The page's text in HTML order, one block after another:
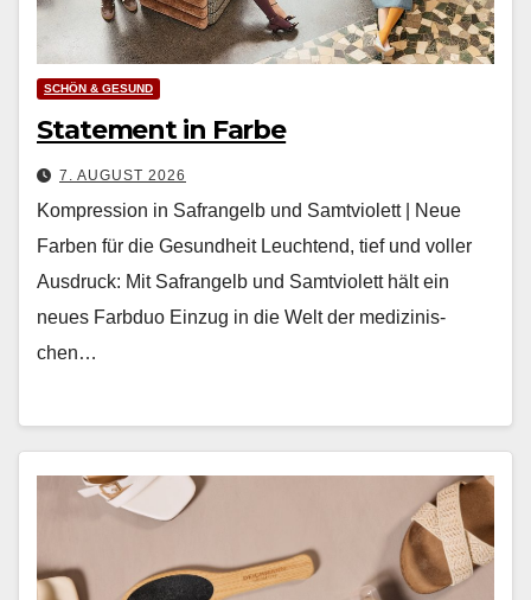
SCHÖN & GESUND
Statement in Farbe
7. AUGUST 2026
Kompression in Safrangelb und Samtviolett | Neue
Farben für die Gesundheit Leuch­t­end, tief und voller
Aus­druck: Mit Safrangelb und Samtvi­o­lett hält ein
neues Farb­duo Einzug in die Welt der medi­zinis­
chen…